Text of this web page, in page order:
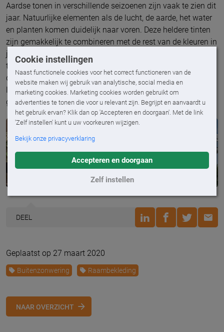
Cookie instellingen
Naast functionele cookies voor het correct functioneren van de
website maken wij gebruik van analytische, social media en
marketing cookies. Marketing cookies worden gebruikt om
advertenties te tonen die voor u relevant zijn. Begrijpt en aanvaardt u
het gebruik ervan? Klik dan op 'Accepteren en doorgaan'. Met de link
'Zelf instellen' kunt u uw voorkeuren wijzigen.
Bekijk onze privacyverklaring
Accepteren en doorgaan
Zelf instellen
Aardse tonen in verschillende seizoenen zijn vaak te zien dit
jaar. Natuurlijke elementen als de lucht, de aarde, het water
en planten komen duidelijk naar voren. Deze heldere tinten
zijn gemakkelijk te combineren met de rest van de kleuren in
je woning. Je hoeft daarom ook niet al te veel aanpassingen
te doen om je huis een upgrade te geven. De kleuren die bij
deze natuurlijke elementen passen zijn lichtgroen, lichtgrijs,
lichtbruin, wat harder grijs en een roestkleur. Met een klein
gebaar maak je een groots effect!
DEEL
Geplaatst op 27 maart 2020
Buitenzonwering Raambekleding
NAAR OVERZICHT